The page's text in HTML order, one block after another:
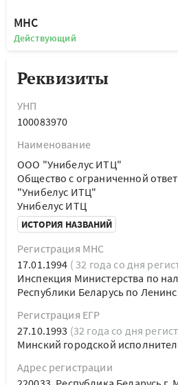
МНС
Действующий
Реквизиты
УНП
100083970
Наименование
ООО "Унибелус ИТЦ"
Общество с ограниченной
"Унибелус ИТЦ"
Унибелус ИТЦ
ИСТОРИЯ НАЗВАНИЙ
Регистрация МНС
17.01.1994 ( 32 года со дня
Инспекция Министерства по
Республики Беларусь по
Регистрация ЕГР
27.10.1993 (32 года со дня
Минский городской
Адрес регистрации